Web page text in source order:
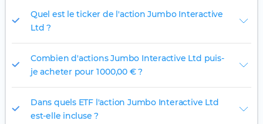
Quel est le ticker de l'action Jumbo Interactive
Ltd ?
Combien d'actions Jumbo Interactive Ltd puis-
je acheter pour 1 000,00 € ?
Dans quels ETF l'action Jumbo Interactive Ltd
est-elle incluse ?